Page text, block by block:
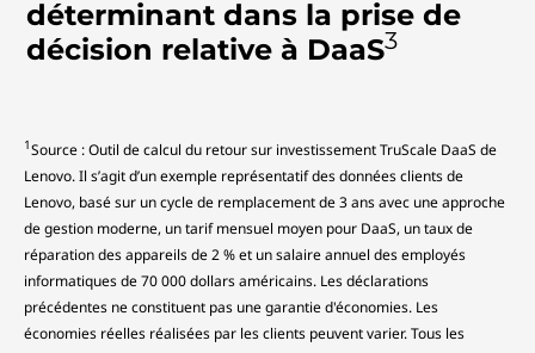
déterminant dans la prise de
décision relative à DaaS3
1Source : Outil de calcul du retour sur investissement TruScale DaaS de
Lenovo. Il s’agit d’un exemple représentatif des données clients de
Lenovo, basé sur un cycle de remplacement de 3 ans avec une approche
de gestion moderne, un tarif mensuel moyen pour DaaS, un taux de
réparation des appareils de 2 % et un salaire annuel des employés
informatiques de 70 000 dollars américains. Les déclarations
précédentes ne constituent pas une garantie d'économies. Les
économies réelles réalisées par les clients peuvent varier. Tous les